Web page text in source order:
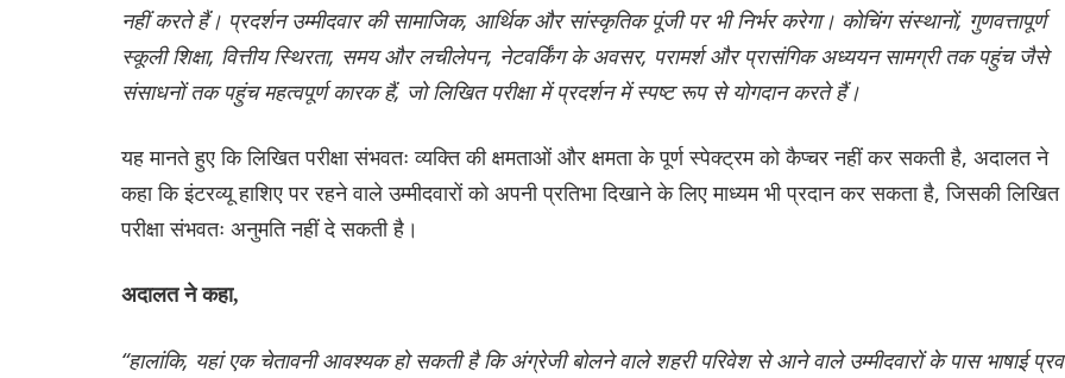
नहीं करते हैं। प्रदर्शन उम्मीदवार की सामाजिक, आर्थिक और सांस्कृतिक पूंजी पर भी निर्भर करेगा। कोचिंग संस्थानों, गुणवत्तापूर्ण
स्कूली शिक्षा, वित्तीय स्थिरता, समय और लचीलेपन, नेटवर्किंग के अवसर, परामर्श और प्रासंगिक अध्ययन सामग्री तक पहुंच जैसे
संसाधनों तक पहुंच महत्वपूर्ण कारक हैं, जो लिखित परीक्षा में प्रदर्शन में स्पष्ट रूप से योगदान करते हैं।
यह मानते हुए कि लिखित परीक्षा संभवतः व्यक्ति की क्षमताओं और क्षमता के पूर्ण स्पेक्ट्रम को कैप्चर नहीं कर सकती है, अदालत ने
कहा कि इंटरव्यू हाशिए पर रहने वाले उम्मीदवारों को अपनी प्रतिभा दिखाने के लिए माध्यम भी प्रदान कर सकता है, जिसकी लिखित
परीक्षा संभवतः अनुमति नहीं दे सकती है।
अदालत ने कहा,
“हालांकि, यहां एक चेतावनी आवश्यक हो सकती है कि अंग्रेजी बोलने वाले शहरी परिवेश से आने वाले उम्मीदवारों के पास भाषाई